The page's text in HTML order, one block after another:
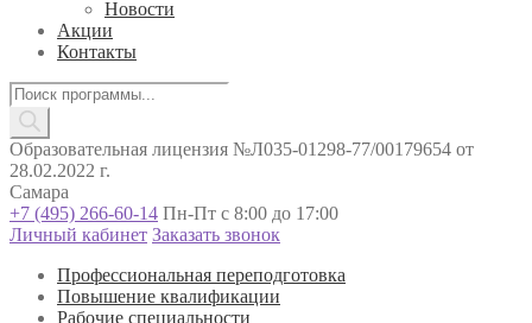
Новости
Акции
Контакты
Поиск
товаров
Образовательная лицензия №Л035-01298-77/00179654 от
28.02.2022 г.
Самара
+7 (495) 266-60-14 Пн-Пт с 8:00 до 17:00
Личный кабинет Заказать звонок
Профессиональная переподготовка
Повышение квалификации
Рабочие специальности